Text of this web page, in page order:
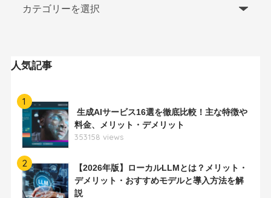
人気記事
1
生成AIサービス16選を徹底比較！主な特徴や
料金、メリット・デメリット
353158 views
2
【2026年版】ローカルLLMとは？メリット・
デメリット・おすすめモデルと導入方法を解
説